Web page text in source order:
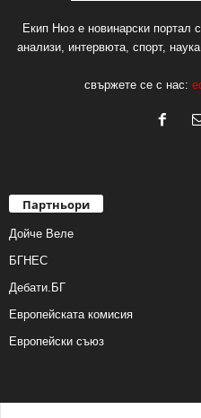
Екип Нюз е новинарски портал
анализи, интервюта, спорт,
свържете се с нас:
Партньори
Дойче Веле
БГНЕС
Дебати.БГ
Европейската комисия
Европейски съюз